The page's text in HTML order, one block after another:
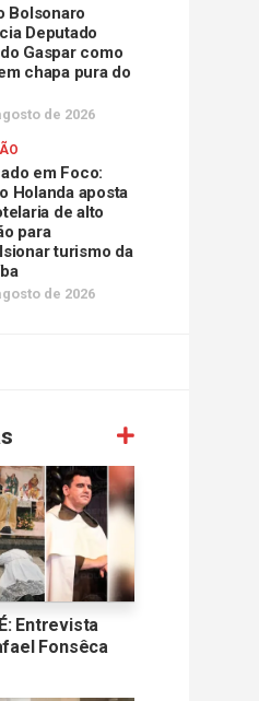
Bolsonaro
Deputado
Gaspar como
chapa pura do
de 2026
em Foco:
Holanda aposta
de alto
para
turismo da
de 2026
Entrevista
Fonsêca